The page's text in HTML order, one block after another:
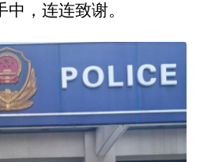
，连连致谢。